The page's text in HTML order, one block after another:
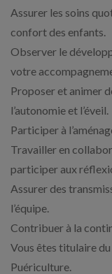
Assurer les soins
confort des enfants.
Observer le
votre
Proposer et animer
l’autonomie et l’éveil.
Participer à
Travailler en
participer aux
Assurer des
l’équipe.
Contribuer à la
Vous êtes titulaire
Puériculture.